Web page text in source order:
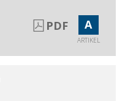
PDF A
ARTIKEL